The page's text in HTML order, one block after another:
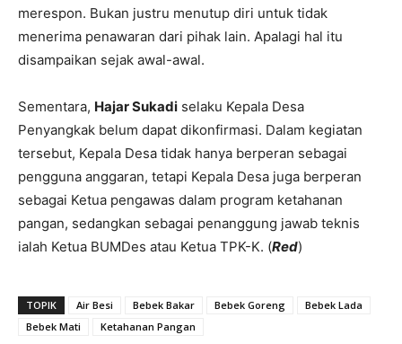
merespon. Bukan justru menutup diri untuk tidak
menerima penawaran dari pihak lain. Apalagi hal itu
disampaikan sejak awal-awal.
Sementara, Hajar Sukadi selaku Kepala Desa
Penyangkak belum dapat dikonfirmasi. Dalam kegiatan
tersebut, Kepala Desa tidak hanya berperan sebagai
pengguna anggaran, tetapi Kepala Desa juga berperan
sebagai Ketua pengawas dalam program ketahanan
pangan, sedangkan sebagai penanggung jawab teknis
ialah Ketua BUMDes atau Ketua TPK-K. (Red)
TOPIK Air Besi Bebek Bakar Bebek Goreng
Bebek Lada
Bebek Mati
Ketahanan Pangan